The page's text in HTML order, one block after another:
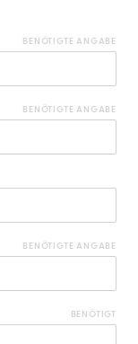
BENÖTIGTE ANGABE
BENÖTIGTE ANGABE
BENÖTIGTE ANGABE
BENÖTIGT